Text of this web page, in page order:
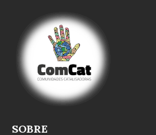
SOBRE